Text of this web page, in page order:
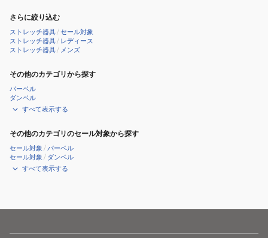
さらに絞り込む
ストレッチ器具/セール対象
ストレッチ器具/ レディース
ストレッチ器具/ メンズ
その他のカテゴリから探す
バーベル
ダンベル
すべて表示する
その他のカテゴリのセール対象から探す
セール対象 /バーベル
セール対象 / ダンベル
すべて表示する